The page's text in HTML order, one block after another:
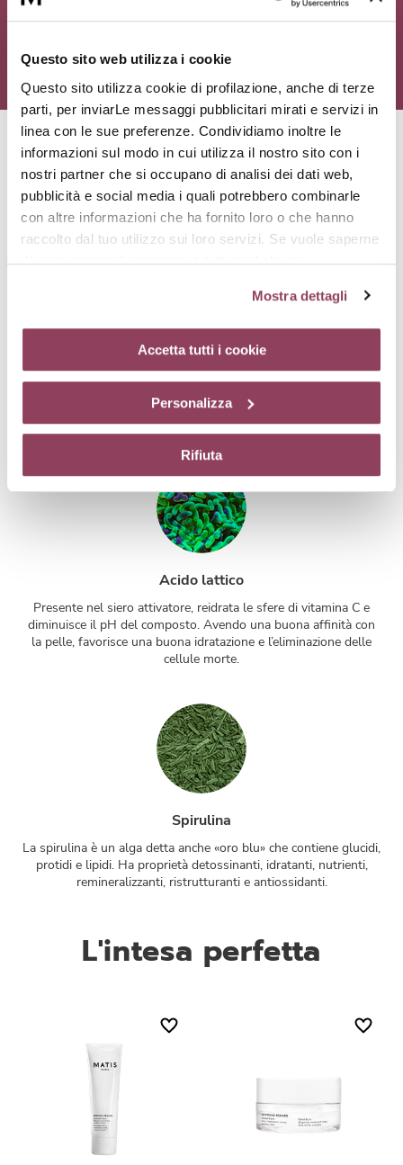
Questo sito web utilizza i cookie
Questo sito utilizza cookie di profilazione, anche di terze
parti, per inviarLe messaggi pubblicitari mirati e servizi in
linea con le sue preferenze. Condividiamo inoltre le
informazioni sul modo in cui utilizza il nostro sito con i
nostri partner che si occupano di analisi dei dati web,
pubblicità e social media i quali potrebbero combinarle
con altre informazioni che ha fornito loro o che hanno
raccolto dal tuo utilizzo sui loro servizi. Se vuole saperne
di più o negare il consenso a tutti o ad alcuni
cliccando sul tasto “Accetta tutti i cookie”. Se non vuole i
cookie di profilazione può negare il consenso sul tasto
“Rifiuta”. Chiudendo questo banner tramite l’apposito
comando “X” continuerai la navigazione del sito in
diversi da quelli tecnici.
Mostra dettagli
Accetta tutti i cookie
Personalizza
Rifiuta
Principi attivi
Acido ialuronico
Molecola «spugna», capace di trattenere acqua fino a mille volte
il suo peso. Idrata gli strati superficiali dell’epidermide e aiuta a
Acido lattico
Presente nel siero attivatore, reidrata le sfere di vitamina C e
diminuisce il pH del composto. Avendo una buona affinità con
la pelle, favorisce una buona idratazione e l’eliminazione delle
cellule morte.
Spirulina
La spirulina è un alga detta anche «oro blu» che contiene glucidi,
protidi e lipidi. Ha proprietà detossinanti, idratanti, nutrienti,
remineralizzanti, ristrutturanti e antiossidanti.
L'intesa perfetta